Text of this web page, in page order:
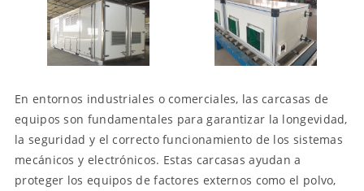
En entornos industriales o comerciales, las carcasas de
equipos son fundamentales para garantizar la longevidad,
la seguridad y el correcto funcionamiento de los sistemas
mecánicos y electrónicos. Estas carcasas ayudan a
proteger los equipos de factores externos como el polvo,